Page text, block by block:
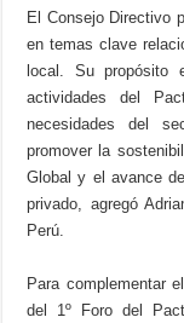
El Consejo Directivo
en temas clave
local. Su propósito
actividades del
necesidades del
promover la
Global y el avance
privado, agregó
Perú.
Para complementar
del 1º Foro del